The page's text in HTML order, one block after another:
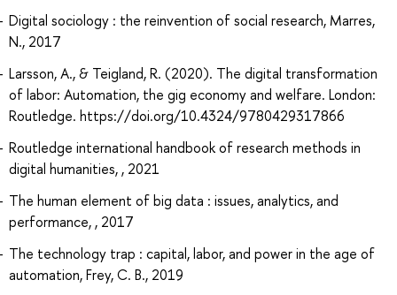
Digital sociology : the reinvention of social research, Marres,
N., 2017
Larsson, A., & Teigland, R. (2020). The digital transformation
of labor: Automation, the gig economy and welfare. London:
Routledge. https://doi.org/10.4324/9780429317866
Routledge international handbook of research methods in
digital humanities, , 2021
The human element of big data : issues, analytics, and
performance, , 2017
The technology trap : capital, labor, and power in the age of
automation, Frey, C. B., 2019